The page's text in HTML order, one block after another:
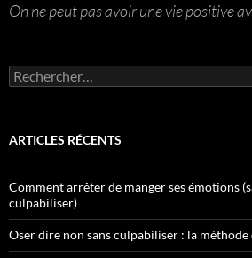
On ne peut pas avoir une vie positive
Rechercher :
ARTICLES RÉCENTS
Comment arrêter de manger ses émotions
culpabiliser)
Oser dire non sans culpabiliser : la méthode